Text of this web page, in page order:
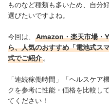
ものなど種類も多いため、自分
選びたいですよね。
今回は、
Amazon・楽天市場・
ら、人気のおすすめ「電池式ス
式でご紹介 。
「連続稼働時間」「ヘルスケア
クを参考に性能・価格を比較し
てください！